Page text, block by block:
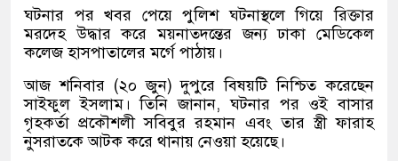
ঘটনার পর খবর পেয়ে পুলিশ ঘটনাস্থলে গিয়ে রিক্তার
মরদেহ উদ্ধার করে ময়নাতদন্তের জন্য ঢাকা মেডিকেল
কলেজ হাসপাতালের মর্গে পাঠায়।
আজ শনিবার(২০ জুন)দুপুরে বিষয়টি নিশ্চিত করেছেন
সাইফুল ইসলাম। তিনি জানান,ঘটনার পর ওই বাসার
গৃহকর্তা প্রকৌশলী সবিবুর রহমান এবং তার স্ত্রী ফারাহ
নুসরাতকে আটক করে থানায় নেওয়া হয়েছে।